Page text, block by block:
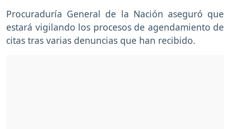
Procuraduría General de la Nación aseguró que
estará vigilando los procesos de agendamiento de
citas tras varias denuncias que han recibido.